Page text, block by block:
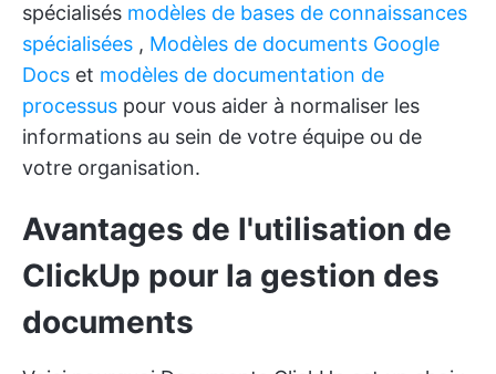
spécialisés modèles de bases de connaissances
spécialisées , Modèles de documents Google
Docs et modèles de documentation de
processus pour vous aider à normaliser les
informations au sein de votre équipe ou de
votre organisation.
Avantages de l'utilisation de
ClickUp pour la gestion des
documents